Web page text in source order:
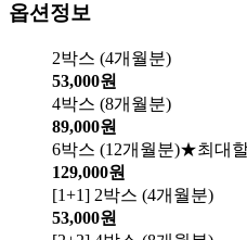
옵션정보
2박스 (4개월분)
53,000원
4박스 (8개월분)
89,000원
6박스 (12개월분)★최대
129,000원
[1+1] 2박스 (4개월분)
53,000원